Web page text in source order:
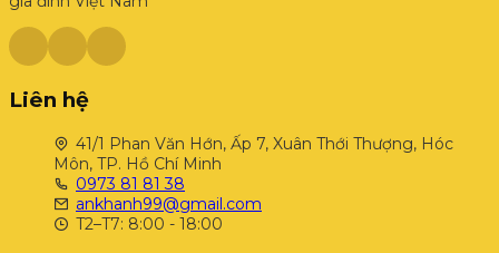
Liên hệ
41/1 Phan Văn Hớn, Ấp 7, Xuân Thới Thượng, Hóc
Môn, TP. Hồ Chí Minh
0973 81 81 38
ankhanh99@gmail.com
T2–T7: 8:00 - 18:00